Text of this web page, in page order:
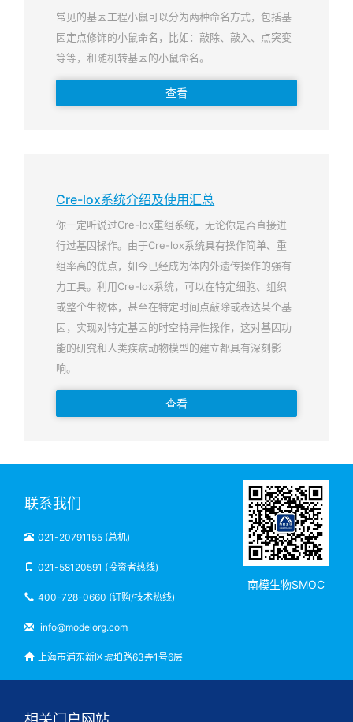
常见的基因工程小鼠可以分为两种命名方式，包括基
因定点修饰的小鼠命名，比如：敲除、敲入、点突变
等等，和随机转基因的小鼠命名。
查看
Cre-lox系统介绍及使用汇总
你一定听说过Cre-lox重组系统，无论你是否直接进
行过基因操作。由于Cre-lox系统具有操作简单、重
组率高的优点，如今已经成为体内外遗传操作的强有
力工具。利用Cre-lox系统，可以在特定细胞、组织
或整个生物体，甚至在特定时间点敲除或表达某个基
因，实现对特定基因的时空特异性操作，这对基因功
能的研究和人类疾病动物模型的建立都具有深刻影
响。
查看
联系我们
021-20791155 (总机)
021-58120591 (投资者热线)
400-728-0660 (订购/技术热线)
info@modelorg.com
上海市浦东新区琥珀路63弄1号6层
南模生物SMOC